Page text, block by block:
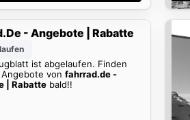
- Angebote | Rabatte
ist abgelaufen. Finden
Angebote von fahrrad.de -
| Rabattebald!!